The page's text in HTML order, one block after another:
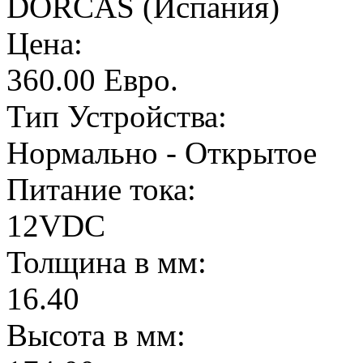
Цена:
360.00 Евро.
Тип Устройства:
Нормально - Открытое
Питание тока:
12VDC
Толщина в мм:
16.40
Высота в мм: